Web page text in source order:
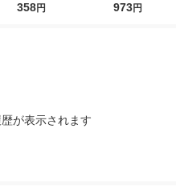
味 1セット 1個
358円
み せんべい
973円
が表示されます